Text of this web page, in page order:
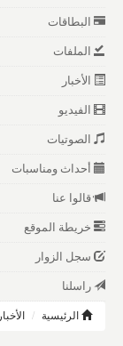
البطاقات
الملفات
الأخبار
الفيديو
الصوتيات
أحداث ومناسبات
قالوا عنا
خريطة الموقع
سجل الزوار
راسلنا
الرئيسية الأخبار